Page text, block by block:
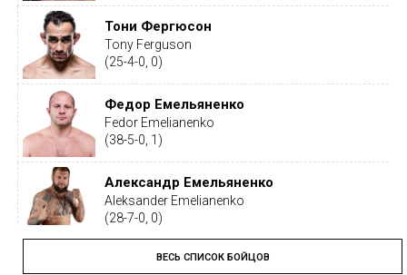
Тони Фергюсон
Tony Ferguson
(25-4-0, 0)
Федор Емельяненко
Fedor Emelianenko
(38-5-0, 1)
Александр Емельяненко
Aleksander Emelianenko
(28-7-0, 0)
Тайрон ВудлиВЕСЬ СПИСОК БОЙЦОВ